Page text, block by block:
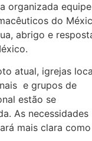
organizada
do
abrigo e
atual, igrejas
e grupos de
estão se
As necessidades
mais clara